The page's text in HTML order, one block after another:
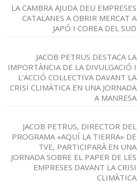
LA CAMBRA AJUDA DEU EMPRESES
CATALANES A OBRIR MERCAT A
JAPÓ I COREA DEL SUD
JACOB PETRUS DESTACA LA
IMPORTÀNCIA DE LA DIVULGACIÓ I
L’ACCIÓ COL·LECTIVA DAVANT LA
CRISI CLIMÀTICA EN UNA JORNADA
A MANRESA
JACOB PETRUS, DIRECTOR DEL
PROGRAMA «AQUÍ LA TIERRA» DE
TVE, PARTICIPARÀ EN UNA
JORNADA SOBRE EL PAPER DE LES
EMPRESES DAVANT LA CRISI
CLIMÀTICA